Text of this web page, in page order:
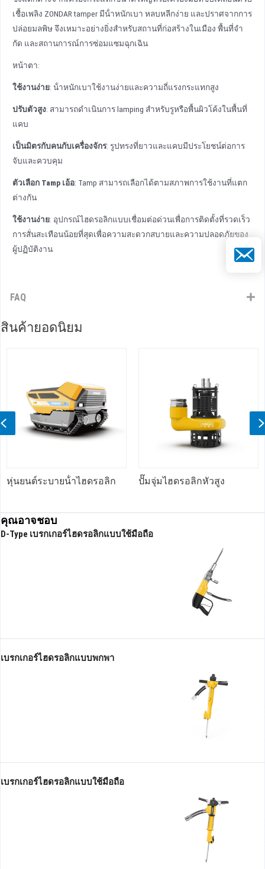
เชื้อเพลิง ZONDAR tamper มีน้ําหนักเบา หลบหลีกง่าย และปราศจากการ
ปล่อยมลพิษ จึงเหมาะอย่างยิ่งสําหรับสถานที่ก่อสร้างในเมือง พื้นที่จํา
กัด และสถานการณ์การซ่อมแซมฉุกเฉิน
หน้าตา:
ใช้งานง่าย: น้ําหนักเบาใช้งานง่ายและความถี่แรงกระแทกสูง
ปรับตัวสูง: สามารถดําเนินการ lamping สําหรับรูหรือพื้นผิวโค้งในพื้นที่
แคบ
เป็นมิตรกับคนกับเครื่องจักร: รูปทรงที่ยาวและแคบมีประโยชน์ต่อการ
จับและควบคุม
ตัวเลือก Tamp เอ้อ: Tamp สามารถเลือกได้ตามสภาพการใช้งานที่แตก
ต่างกัน
ใช้งานง่าย: อุปกรณ์ไฮดรอลิกแบบเชื่อมต่อด่วนเพื่อการติดตั้งที่รวดเร็ว
การสั่นสะเทือนน้อยที่สุดเพื่อความสะดวกสบายและความปลอดภัยของ
ผู้ปฏิบัติงาน
FAQ
สินค้ายอดนิยม
หุ่นยนต์ระบายน้ําไฮดรอลิก ปั๊มจุ่มไฮดรอลิกหัวสูง
Previous
คุณอาจชอบ
D-Type เบรกเกอร์ไฮดรอลิกแบบใช้มือถือ
เบรกเกอร์ไฮดรอลิกแบบพกพา
เบรกเกอร์ไฮดรอลิกแบบใช้มือถือ
อีเมล